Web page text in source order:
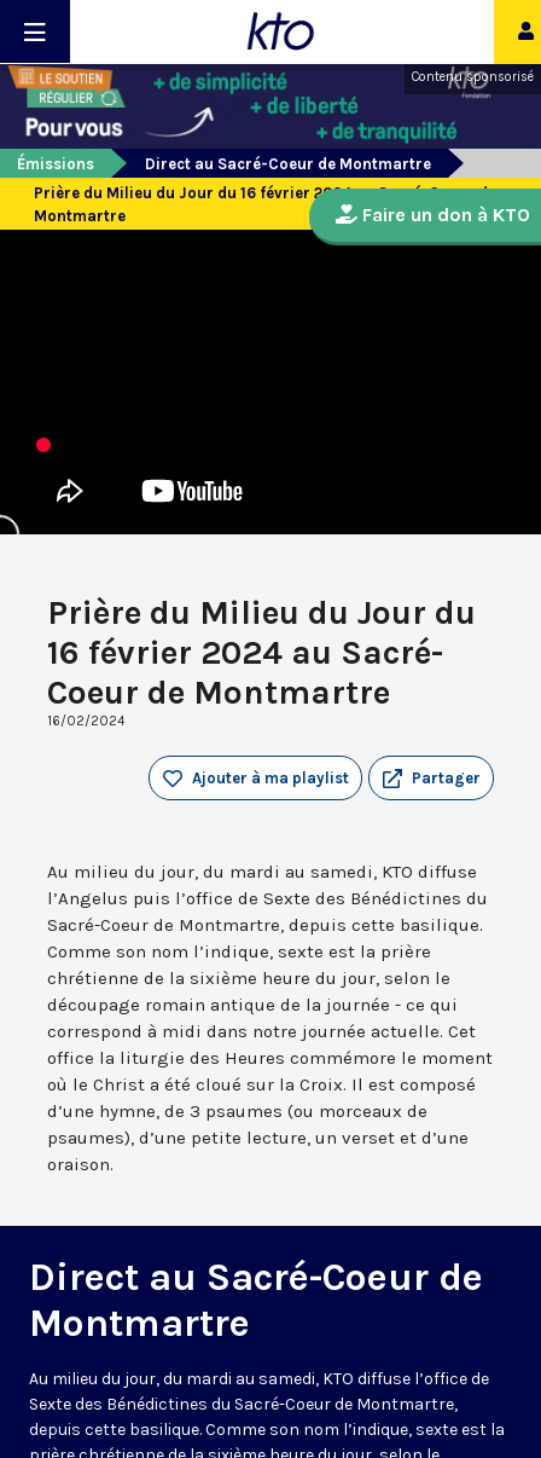
Contenu sponsorisé
Émissions
Direct au Sacré-Coeur de Montmartre
Prière du Milieu du Jour du 16 février 2024 au Sacré-Coeur de
Montmartre
Prière du Milieu du Jour du
16 février 2024 au Sacré-
Coeur de Montmartre
16/02/2024
Partager
Ajouter à ma playlist
Au milieu du jour, du mardi au samedi, KTO diffuse
l’Angelus puis l’office de Sexte des Bénédictines du
Sacré-Coeur de Montmartre, depuis cette basilique.
Comme son nom l’indique, sexte est la prière
chrétienne de la sixième heure du jour, selon le
découpage romain antique de la journée - ce qui
correspond à midi dans notre journée actuelle. Cet
office la liturgie des Heures commémore le moment
où le Christ a été cloué sur la Croix. Il est composé
d’une hymne, de 3 psaumes (ou morceaux de
psaumes), d’une petite lecture, un verset et d’une
oraison.
Direct au Sacré-Coeur de
Montmartre
Au milieu du jour, du mardi au samedi, KTO diffuse l’office de
Sexte des Bénédictines du Sacré-Coeur de Montmartre,
depuis cette basilique. Comme son nom l’indique, sexte est la
Faire un don à KTO